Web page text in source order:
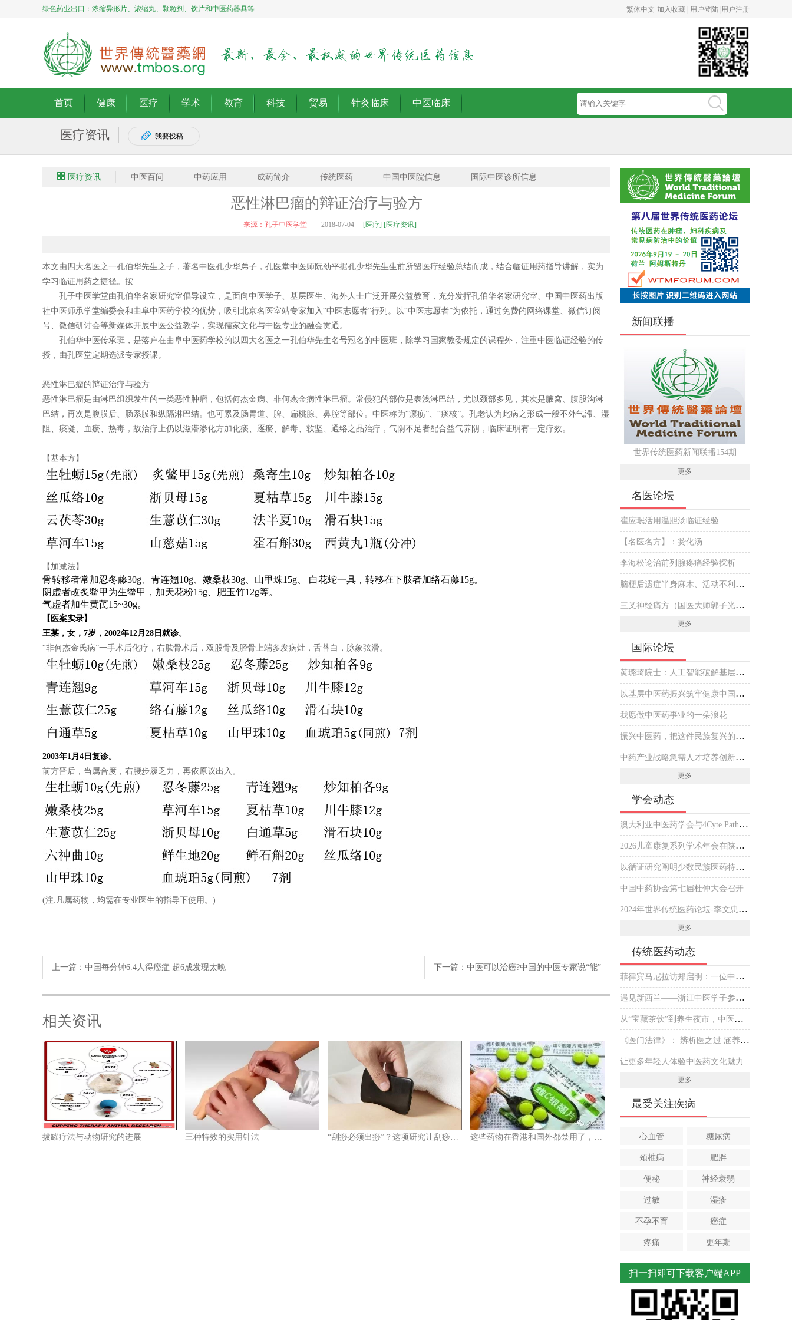
绿色药业出口：浓缩异形片、浓缩丸、颗粒剂、饮片和中医药器具等 繁体中文 加入收藏 | 用户登陆 | 用户注册
首页 健康 医疗 学术 教育 科技 贸易 针灸临床 中医临床
医疗资讯 我要投稿
医疗资讯 中医百问 中药应用 成药简介 传统医药 中国中医院信息 国际中医诊所信息
恶性淋巴瘤的辩证治疗与验方
来源：孔子中医学堂 2018-07-04 [医疗] [医疗资讯]
本文由四大名医之一孔伯华先生之子，著名中医孔少华弟子，孔医堂中医师阮劲平据孔少华先生生前所留医疗经验总结而成，结合临证用药指导讲解，实为
学习临证用药之捷径。按
孔子中医学堂由孔伯华名家研究室倡导设立，是面向中医学子、基层医生、海外人士广泛开展公益教育，充分发挥孔伯华名家研究室、中国中医药出版
社中医师承学堂编委会和曲阜中医药学校的优势，吸引北京名医室站专家加入“中医志愿者”行列。以“中医志愿者”为依托，通过免费的网络课堂、微信订阅
号、微信研讨会等新媒体开展中医公益教学，实现儒家文化与中医专业的融会贯通。
孔伯华中医传承班，是落户在曲阜中医药学校的以四大名医之一孔伯华先生名号冠名的中医班，除学习国家教委规定的课程外，注重中医临证经验的传
授，由孔医堂定期选派专家授课。
恶性淋巴瘤的辩证治疗与验方
恶性淋巴瘤是由淋巴组织发生的一类恶性肿瘤，包括何杰金病、非何杰金病性淋巴瘤。常侵犯的部位是表浅淋巴结，尤以颈部多见，其次是腋窝、腹股沟淋
巴结，再次是腹膜后、肠系膜和纵隔淋巴结。也可累及肠胃道、脾、扁桃腺、鼻腔等部位。中医称为“瘰疬”、“痰核”。孔老认为此病之形成一般不外气滞、湿
阻、痰凝、血瘀、热毒，故治疗上仍以滋潜渗化方加化痰、逐瘀、解毒、软坚、通络之品治疗，气阴不足者配合益气养阴，临床证明有一定疗效。
【基本方】
【加减法】
骨转移者常加忍冬藤30g、青连翘10g、嫩桑枝30g、山甲珠15g、 白花蛇一具，转移在下肢者加络石藤15g。
阴虚者改炙鳖甲为生鳖甲，加天花粉15g、肥玉竹12g等。
气虚者加生黄芪15~30g。
【医案实录】
王某，女，7岁，2002年12月28日就诊。
“非何杰金氏病”一手术后化疗，右肱骨术后，双股骨及胫骨上端多发病灶，舌苔白，脉象弦滑。
2003年1月4日复诊。
前方晋后，当属合度，右腰步履乏力，再依原议出入。
(注:凡属药物，均需在专业医生的指导下使用。)
上一篇： 中国每分钟6.4人得癌症 超6成发现太晚 下一篇： 中医可以治癌?中国的中医专家说“能”
相关资讯
拔罐疗法与动物研究的进展 三种特效的实用针法
新闻联播
世界传统医药新闻联播154期
更多
名医论坛
崔应珉活用温胆汤临证经验
【名医名方】：赞化汤
李海松论治前列腺疼痛经验探析
脑梗后遗症半身麻木、活动不利伴头晕，国医大师专方黄芪虫藤饮的实战医案
三叉神经痛方（国医大师郭子光经验方）
更多
国际论坛
黄璐琦院士：人工智能破解基层中医药传承创新发展难题
以基层中医药振兴筑牢健康中国建设基石
我愿做中医药事业的一朵浪花
振兴中医药，把这件民族复兴的大事做好
中药产业战略急需人才培养创新实践
更多
学会动态
澳大利亚中医药学会与4Cyte Pathology在悉尼签署合作备忘录推动中医临床与现代病理检测协作 开启澳大利亚中医专业发展新篇章
2026儿童康复系列学术年会在陕西西安举行
以循证研究阐明少数民族医药特色优势
中国中药协会第七届杜仲大会召开
2024年世界传统医药论坛-李文忠海外中医传播杰出贡献奖 获奖人员公示
更多
传统医药动态
菲律宾马尼拉访郑启明：一位中医师的“下南洋”新传
遇见新西兰——浙江中医学子参加毛利文化交流会
从“宝藏茶饮”到养生夜市，中医药掌握了什么“出圈密码”？
《医门法律》： 辨析医之过 涵养医之德
让更多年轻人体验中医药文化魅力
更多
最受关注疾病
心血管 糖尿病
颈椎病 肥胖
便秘 神经衰弱
过敏 湿疹
不孕不育 癌症
疼痛 更年期
扫一扫即可下载客户端APP